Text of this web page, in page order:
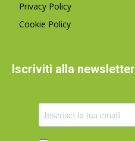
Privacy Policy
Cookie Policy
Iscriviti alla newsletter